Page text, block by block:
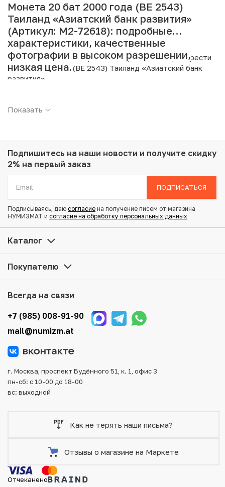
Монета 20 бат 2000 года (BE 2543)
Таиланд «Азиатский банк развития»
(Артикул: M2-72618): подробные
характеристики, качественные
фотографии в высоком разрешении,
низкая цена.
Интернет магазин «Нумизмат» предлагает приобрести
20 бат 2000 года (BE 2543) Таиланд «Азиатский банк
развития».
Металл: Медно-никелевый сплав
Вес: 15 г
Тираж: 800.000
Купить 20 бат 2000 года (BE 2543) Таиланд «Азиатский
банк развития» по привлекательной цене можно в нашем
находятся в наличии на нашем складе.
того, возможен самовывоз товара из офиса магазина.
Для вашего удобства представлены несколько способов
оплаты и доставки заказа. Все отправления надежно и
тщательно упаковываются, что исключает возможность
Показать
Подпишитесь на наши новости и получите скидку
2% на первый заказ
ПОДПИСАТЬСЯ
Подписываясь, даю согласие на получение писем от магазина
НУМИЗМАТ и согласие на обработку персональных данных
Каталог
Покупателю
Всегда на связи
+7 (985) 008-91-90
mail@numizm.at
г. Москва, проспект Будённого 51, к. 1, офис 3
пн-сб: с 10-00 до 18-00
вс: выходной
Как не терять наши письма?
Отзывы о магазине на Маркете
Отчеканено